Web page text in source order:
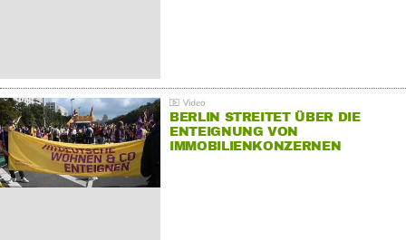
BERLIN STREITET ÜBER DIE
ENTEIGNUNG VON
IMMOBILIENKONZERNEN